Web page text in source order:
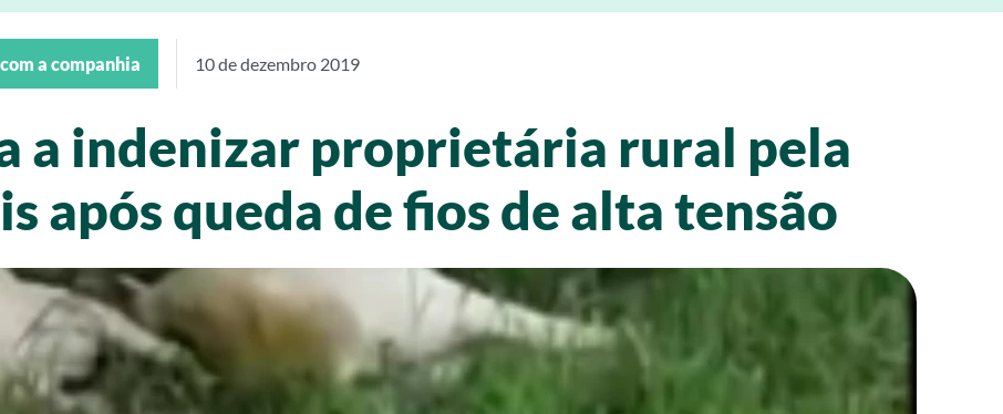
a companhia 10 de dezembro 2019
a indenizar proprietária rural pela
após queda de fios de alta tensão